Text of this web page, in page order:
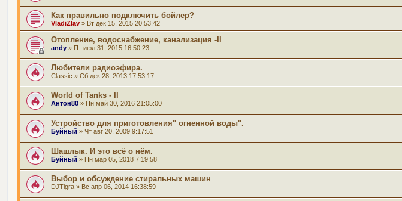
Как правильно подключить бойлер?
VladiZlav » Вт дек 15, 2015 20:53:42
Отопление, водоснабжение, канализация -II
andy » Пт июл 31, 2015 16:50:23
Любители радиоэфира.
Classic » Сб дек 28, 2013 17:53:17
World of Tanks - II
Антон80 » Пн май 30, 2016 21:05:00
Устройство для приготовления" огненной воды".
Буйный » Чт авг 20, 2009 9:17:51
Шашлык. И это всё о нём.
Буйный » Пн мар 05, 2018 7:19:58
Выбор и обсуждение стиральных машин
DJTigra » Вс апр 06, 2014 16:38:59